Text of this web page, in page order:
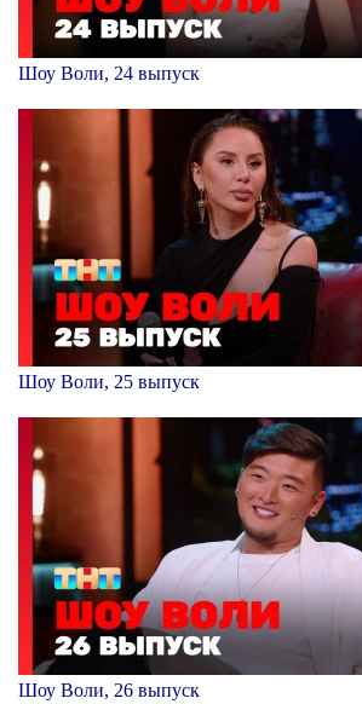
Шоу Воли, 24 выпуск
Шоу Воли, 25 выпуск
Шоу Воли, 26 выпуск